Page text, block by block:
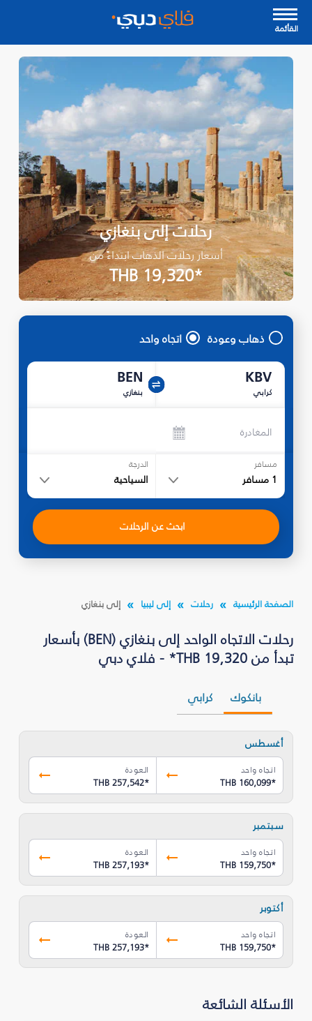
القأئمة
رحلات إلى بنغازي
أسعار رحلات الذهاب ابتداءً من
*THB 19,320
ذهاب وعودة اتجاه واحد
KBV
كرابي
BEN
بنغازي
المغادرة
مسافر
1 مسافر
الدرجة
السياحية
ابحث عن الرحلات
الصفحة الرئيسية رحلات إلى ليبيا إلى بنغازي
رحلات الاتجاه الواحد إلى بنغازي (BEN) بأسعار
تبدأ من THB 19,320* - فلاي دبي
بانكوك كرابي
أغسطس
اتجاه واحد
THB 160,099*
العودة
THB 257,542*
سبتمبر
اتجاه واحد
THB 159,750*
العودة
THB 257,193*
أكتوبر
اتجاه واحد
THB 159,750*
العودة
THB 257,193*
الأسئلة الشائعة